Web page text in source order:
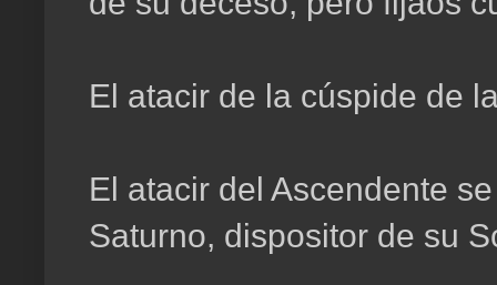
El atacir de la cúspide de
El atacir del Ascendente
Saturno, dispositor de su